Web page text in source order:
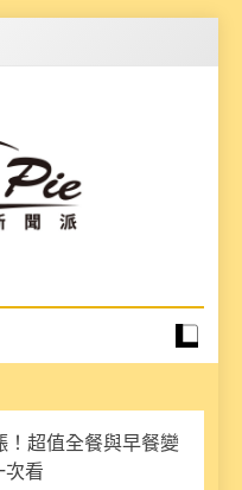
！超值全餐與早餐變
次看